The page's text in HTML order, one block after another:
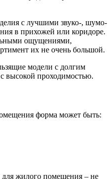
с лучшими звуко-, шумо-
в прихожей или коридоре.
ощущениями,
их не очень большой.
модели с долгим
высокой проходимостью.
форма может быть:
жилого помещения – не